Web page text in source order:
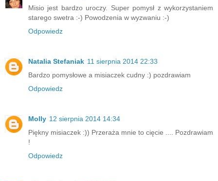
Misio jest bardzo uroczy. Super pomysł z wykorzystaniem
starego swetra :-) Powodzenia w wyzwaniu :-)
Odpowiedz
Natalia Stefaniak 11 sierpnia 2014 22:33
Bardzo pomysłowe a misiaczek cudny :) pozdrawiam
Odpowiedz
Molly 12 sierpnia 2014 14:34
Piękny misiaczek :)) Przeraża mnie to cięcie .... Pozdrawiam
!
Odpowiedz